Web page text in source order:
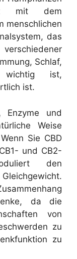
mit dem
menschlichen
das
Schlaf,
wichtig ist,
ist.
Enzyme und
Weise
Sie CBD
und CB2-
den
da die
von
zu
zu